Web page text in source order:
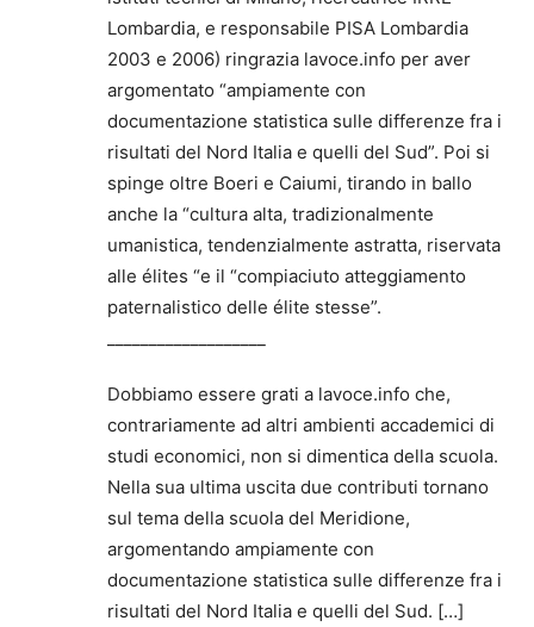
Lombardia, e responsabile PISA Lombardia
2003 e 2006) ringrazia lavoce.info per aver
argomentato “ampiamente con
documentazione statistica sulle differenze fra i
risultati del Nord Italia e quelli del Sud”. Poi si
spinge oltre Boeri e Caiumi, tirando in ballo
anche la “cultura alta, tradizionalmente
umanistica, tendenzialmente astratta, riservata
alle élites “e il “compiaciuto atteggiamento
paternalistico delle élite stesse”.
Dobbiamo essere grati a lavoce.info che,
contrariamente ad altri ambienti accademici di
studi economici, non si dimentica della scuola.
Nella sua ultima uscita due contributi tornano
sul tema della scuola del Meridione,
argomentando ampiamente con
documentazione statistica sulle differenze fra i
risultati del Nord Italia e quelli del Sud. […]